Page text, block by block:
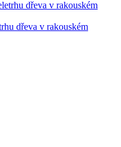
dřeva v rakouském